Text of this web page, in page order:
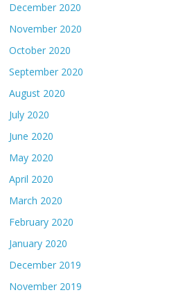
December 2020
November 2020
October 2020
September 2020
August 2020
July 2020
June 2020
May 2020
April 2020
March 2020
February 2020
January 2020
December 2019
November 2019